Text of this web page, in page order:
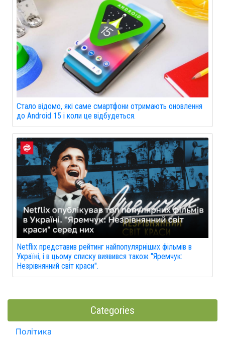
Стало відомо, які саме смартфони отримають оновлення
до Android 15 і коли це відбудеться.
Netflix представив рейтинг найпопулярніших фільмів в
Україні, і в цьому списку виявився також "Яремчук:
Незрівнянний світ краси".
Categories
Політика